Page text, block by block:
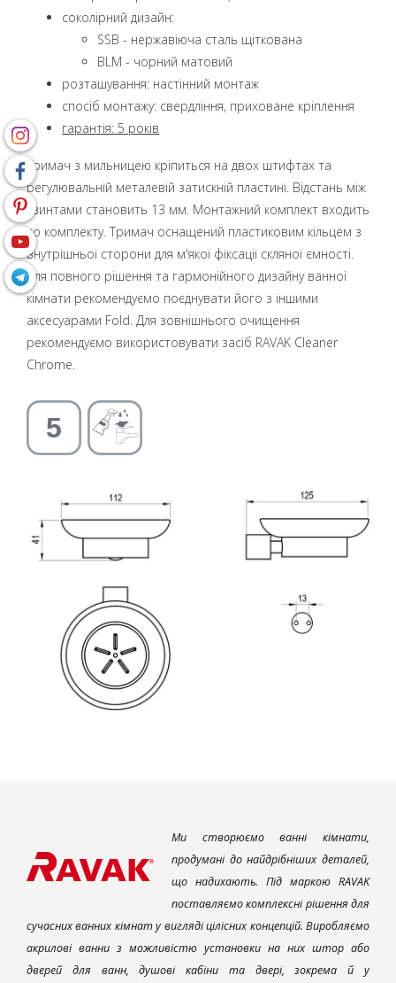
coколірний дизайн:
SSB - нержавіюча сталь щіткована
BLM - чорний матовий
розташування: настінний монтаж
спосіб монтажу: свердління, приховане кріплення
гарантія: 5 років
Тримач з мильницею кріпиться на двох штифтах та
регулювальній металевій затискній пластині. Відстань між
гвинтами становить 13 мм. Монтажний комплект входить
до комплекту. Тримач оснащений пластиковим кільцем з
внутрішньої сторони для м'якої фіксації скляної ємності.
Для повного рішення та гармонійного дизайну ванної
кімнати рекомендуємо поєднувати його з іншими
аксесуарами Fold. Для зовнішнього очищення
рекомендуємо використовувати засіб RAVAK Cleaner
Chrome.
Ми створюємо ванні кімнати,
продумані до найдрібніших деталей,
що надихають. Під маркою RAVAK
поставляємо комплексні рішення для
сучасних ванних кімнат у вигляді цілісних концепцій. Виробляємо
акрилові ванни з можливістю установки на них штор або
дверей для ванн, душові кабіни та двері, зокрема й у